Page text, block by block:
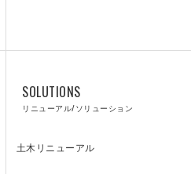
SOLUTIONS
リニューアル/ソリューション
土木リニューアル